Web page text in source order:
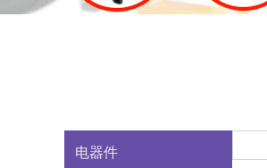
电器件